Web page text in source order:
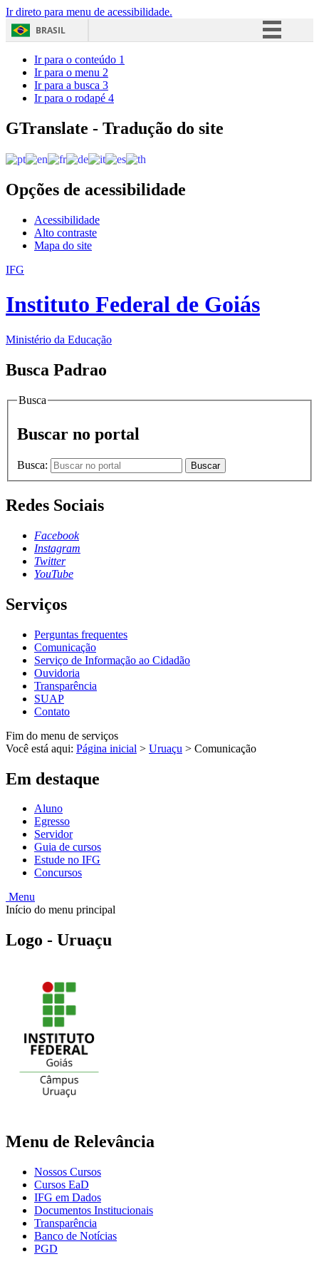
Ir direto para menu de acessibilidade.
BRASIL
Acesso à informação
Ir para o conteúdo 1
Ir para o menu 2
Ir para a busca 3
Ir para o rodapé 4
GTranslate - Tradução do site
Opções de acessibilidade
Acessibilidade
Alto contraste
Mapa do site
IFG
Instituto Federal de Goiás
Ministério da Educação
Busca Padrao
Busca
Buscar no portal
Busca: Buscar
Redes Sociais
Facebook
Instagram
Twitter
YouTube
Serviços
Perguntas frequentes
Comunicação
Serviço de Informação ao Cidadão
Ouvidoria
Transparência
SUAP
Contato
Fim do menu de serviços
Você está aqui: Página inicial > Uruaçu > Comunicação
Em destaque
Aluno
Egresso
Servidor
Guia de cursos
Estude no IFG
Concursos
Menu
Início do menu principal
Logo - Uruaçu
Menu de Relevância
Nossos Cursos
Cursos EaD
IFG em Dados
Documentos Institucionais
Transparência
Banco de Notícias
PGD